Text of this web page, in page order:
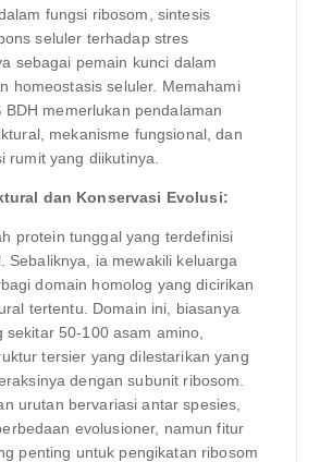
fungsi ribosom, sintesis
seluler terhadap stres
sebagai pemain kunci dalam
homeostasis seluler. Memahami
BDH memerlukan pendalaman
mekanisme fungsional, dan
rumit yang diikutinya.
dan Konservasi Evolusi:
protein tunggal yang terdefinisi
Sebaliknya, ia mewakili keluarga
domain homolog yang dicirikan
tertentu. Domain ini, biasanya
sekitar 50-100 asam amino,
tersier yang dilestarikan yang
dengan subunit ribosom.
urutan bervariasi antar spesies,
evolusioner, namun fitur
penting untuk pengikatan ribosom